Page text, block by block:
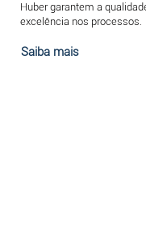
Huber garantem a
excelência nos processos.
Saiba mais